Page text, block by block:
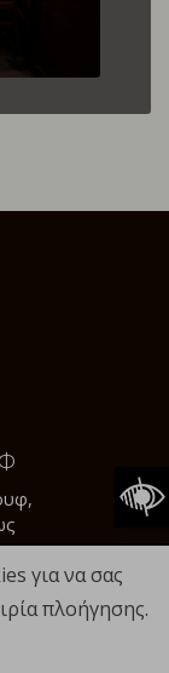
για να σας
πλοήγησης.